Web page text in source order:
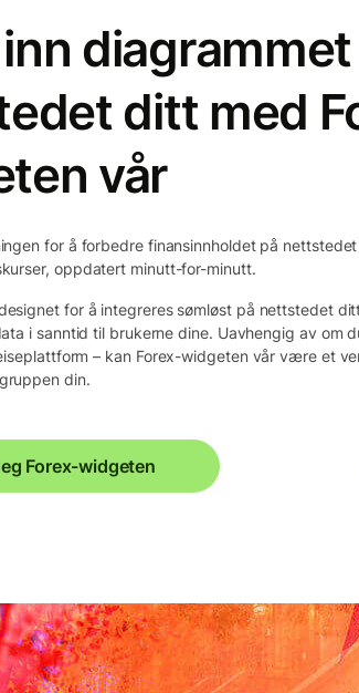
ditt med
vår
for å forbedre finansinnholdet på
oppdatert minutt-for-minutt.
for å integreres sømløst på nettstedet
i sanntid til brukerne dine. Uavhengig av om
– kan Forex-widgeten vår være et
din.
Forex-widgeten